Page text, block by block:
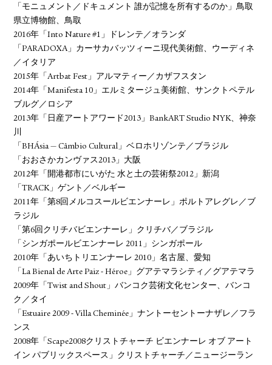
「モニュメント／ドキュメント 誰が記憶を所有するのか」鳥取
県立博物館、鳥取
2016年「Into Nature #1」ドレンテ／オランダ
「PARADOXA」カーサカバッツィーニ現代美術館、ウーディネ
／イタリア
2015年「Artbat Fest」アルマティー／カザフスタン
2014年「Manifesta 10」エルミタージュ美術館、サンクトペテル
ブルグ／ロシア
2013年「日産アートアワード2013」BankART Studio NYK、神奈
川
「BHÁsia — Câmbio Cultural」ベロホリゾンテ／ブラジル
「おおさかカンヴァス2013」大阪
2012年「開港都市にいがた 水と土の芸術祭2012」新潟
「TRACK」ゲント／ベルギー
2011年「第8回メルコスールビエンナーレ」ポルトアレグレ／ブ
ラジル
「第6回クリチバビエンナーレ」クリチバ／ブラジル
「シンガポールビエンナーレ 2011」シンガポール
2010年「あいちトリエンナーレ 2010」名古屋、愛知
「La Bienal de Arte Paiz - Héroe」グアテマラシティ／グアテマラ
2009年「Twist and Shout」バンコク芸術文化センター、バンコ
ク／タイ
「Estuaire 2009 - Villa Cheminée」ナントーセントーナザレ／フラ
ンス
2008年「Scape2008クリストチャーチ ビエンナーレ オブ アート
イン パブリックスペース」クリストチャーチ／ニュージーラン